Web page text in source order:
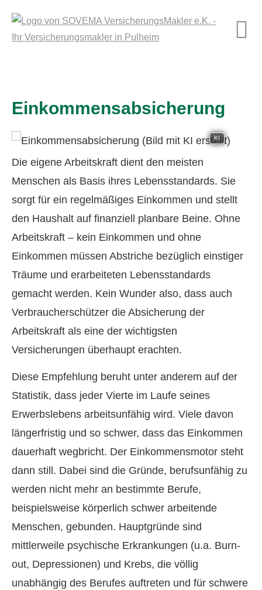
Einkommensabsicherung
KI
Die eigene Arbeitskraft dient den meisten
Menschen als Basis ihres Lebensstandards. Sie
sorgt für ein regelmäßiges Einkommen und stellt
den Haushalt auf finanziell planbare Beine. Ohne
Arbeitskraft – kein Einkommen und ohne
Einkommen müssen Abstriche bezüglich einstiger
Träume und erarbeiteten Lebensstandards
gemacht werden. Kein Wunder also, dass auch
Verbraucherschützer die Absicherung der
Arbeitskraft als eine der wichtigsten
Versicherungen überhaupt erachten.
Diese Empfehlung beruht unter anderem auf der
Statistik, dass jeder Vierte im Laufe seines
Erwerbslebens arbeitsunfähig wird. Viele davon
längerfristig und so schwer, dass das Einkommen
dauerhaft wegbricht. Der Einkommensmotor steht
dann still. Dabei sind die Gründe, berufsunfähig zu
werden nicht mehr an bestimmte Berufe,
beispielsweise körperlich schwer arbeitende
Menschen, gebunden. Hauptgründe sind
mittlerweile psychische Erkrankungen (u.a. Burn-
out, Depressionen) und Krebs, die völlig
unabhängig des Berufes auftreten und für schwere